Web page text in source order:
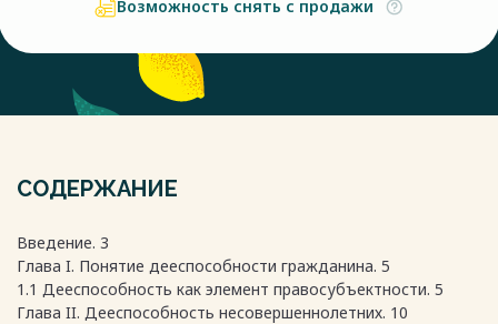
Возможность снять с продажи
СОДЕРЖАНИЕ
Введение. 3
Глава I. Понятие дееспособности гражданина. 5
1.1 Дееспособность как элемент правосубъектности. 5
Глава II. Дееспособность несовершеннолетних. 10